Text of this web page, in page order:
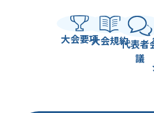
大会要項大会規約代表者
議